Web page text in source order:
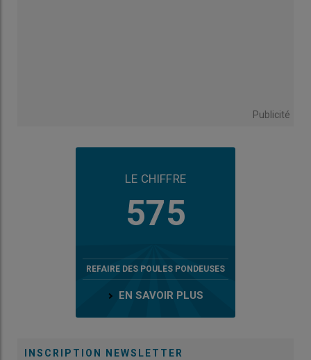
Publicité
LE CHIFFRE
575
REFAIRE DES POULES PONDEUSES
EN SAVOIR PLUS
INSCRIPTION NEWSLETTER